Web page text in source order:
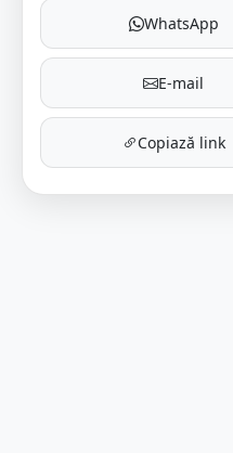
WhatsApp
E-mail
Copiază link